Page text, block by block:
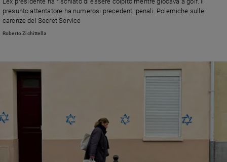
Policy
Chi
Registrati
presunto attentatore ha numerosi precedenti penali. Polemiche sulle
carenze del Secret Service
Roberto Zichittella